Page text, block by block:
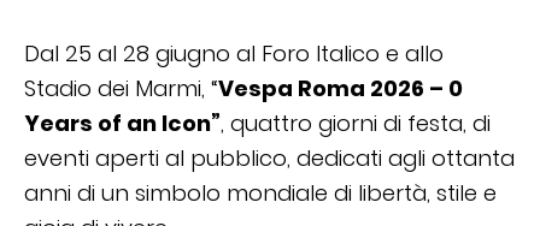
Dal 25 al 28 giugno al Foro Italico e allo
Stadio dei Marmi, “Vespa Roma 2026 – 0
Years of an Icon”, quattro giorni di festa, di
eventi aperti al pubblico, dedicati agli ottanta
anni di un simbolo mondiale di libertà, stile e